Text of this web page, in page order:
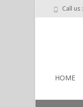
Call us
HOME